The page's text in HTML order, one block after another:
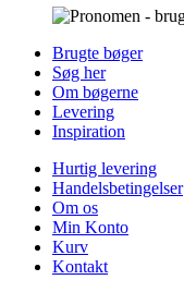
Brugte bøger
Søg her
Om bøgerne
Levering
Inspiration
Hurtig levering
Handelsbetingelser
Om os
Min Konto
Kurv
Kontakt